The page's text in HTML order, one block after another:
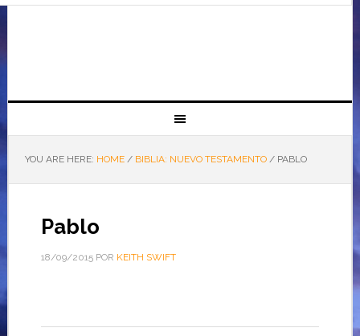
YOU ARE HERE: HOME / BIBLIA: NUEVO TESTAMENTO /PABLO
Pablo
18/09/2015POR KEITH SWIFT